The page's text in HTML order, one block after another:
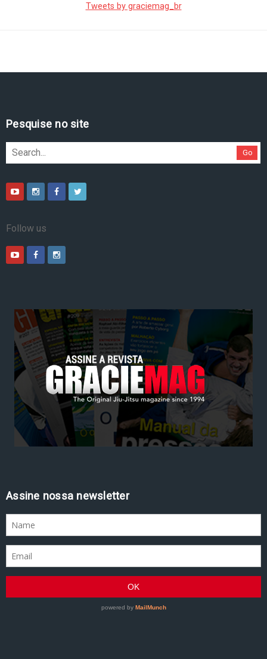
Tweets by graciemag_br
Pesquise no site
Go
Follow us
Assine nossa newsletter